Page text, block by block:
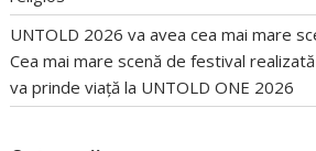
UNTOLD 2026 va avea cea mai mare
Cea mai mare scenă de festival
va prinde viață la UNTOLD ONE 2026